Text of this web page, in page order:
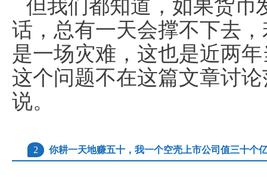
但我们都知道，如果货币
话，总有一天会撑不下去
是一场灾难，这也是近两
这个问题不在这篇文章讨
说。
2 你耕一天地赚五十，我一个空壳上市公司值三十个